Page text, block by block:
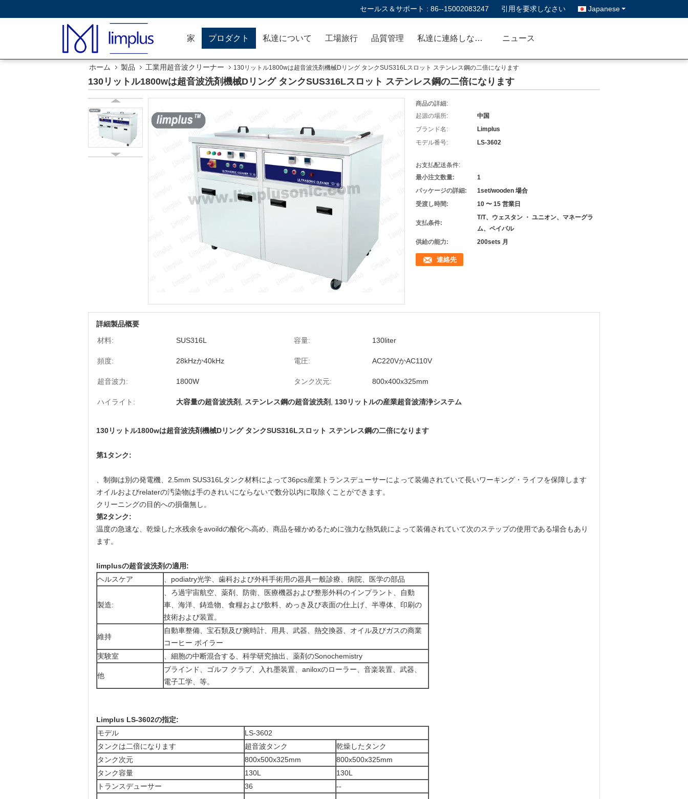
セールス＆サポート : 86--15002083247 引用を要求しなさい Japanese
家 プロダクト 私達について 工場旅行 品質管理 私達に連絡しなさい ニュース
ホーム 製品 工業用超音波クリーナー 130リットル1800wは超音波洗剤機械Dリング タンクSUS316Lスロット ステンレス鋼の二倍になります
130リットル1800wは超音波洗剤機械Dリング タンクSUS316Lスロット ステンレス鋼の二倍になります
商品の詳細:
起源の場所:
中国
ブランド名:
Limplus
モデル番号:
LS-3602
お支払配送条件:
最小注文数量:
1
パッケージの詳細:
1set/wooden 場合
受渡し時間:
10 〜 15 営業日
支払条件:
T/T、ウェスタン ・ ユニオン、マネーグラ
ム、ペイパル
供給の能力:
200sets 月
連絡先
詳細製品概要
材料:
SUS316L 容量: 130liter
頻度: 28kHzか40kHz 電圧: AC220VかAC110V
超音波力: 1800W タンク次元: 800x400x325mm
ハイライト: 大容量の超音波洗剤 ステンレス鋼の超音波洗剤 130リットルの産業超音波清浄システム
130リットル1800wは超音波洗剤機械Dリング タンクSUS316Lスロット ステンレス鋼の二倍になります
第1タンク:
、制御は別の発電機、2.5mm SUS316Lタンク材料によって36pcs産業トランスデューサーによって装備されていて長いワーキング・ライフを保障します
オイルおよびrelaterの汚染物は手のきれいにならないで数分以内に取除くことができます。
クリーニングの目的への損傷無し。
第2タンク:
温度の急速な、乾燥した水残余をavoildの酸化へ高め、商品を確かめるために強力な熱気銃によって装備されていて次のステップの使用である場合もあり
ます。
limplusの超音波洗剤の適用:
ヘルスケア
、podiatry光学、歯科および外科手術用の器具一般診療、病院、医学の部品
製造:
、ろ過宇宙航空、薬剤、防衛、医療機器および整形外科のインプラント、自動
車、海洋、鋳造物、食糧および飲料、めっき及び表面の仕上げ、半導体、印刷の
技術および装置。
維持
自動車整備、宝石類及び腕時計、用具、武器、熱交換器、オイル及びガスの商業
コーヒー ボイラー
実験室
、細胞の中断混合する、科学研究抽出、薬剤のSonochemistry
他
ブラインド、ゴルフ クラブ、入れ墨装置、aniloxのローラー、音楽装置、武器、
電子工学、等。
Limplus LS-3602の指定:
モデル
LS-3602
タンクは二倍になります
超音波タンク
乾燥したタンク
タンク次元
800x500x325mm
800x500x325mm
タンク容量
130L
130L
トランスデューサー
36 --